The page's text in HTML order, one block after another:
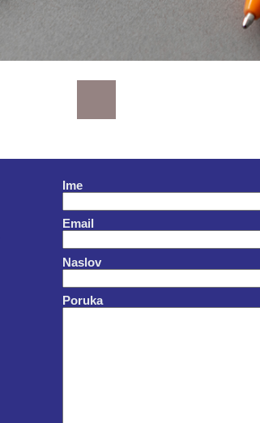
Ime
Email
Naslov
Poruka